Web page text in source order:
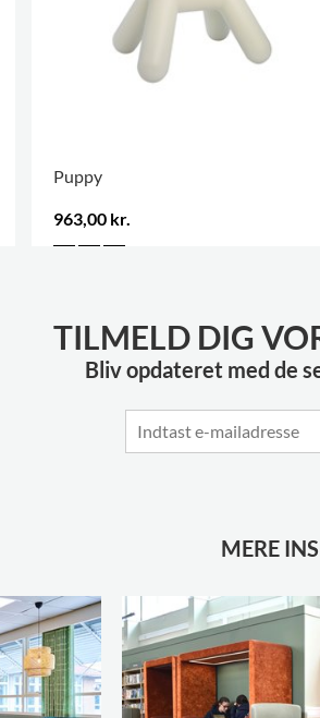
Puppy
963,00 kr.
TILMELD DIG
Bliv opdateret med de
MERE